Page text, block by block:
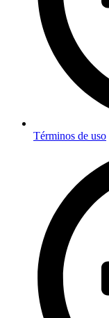
Términos de uso